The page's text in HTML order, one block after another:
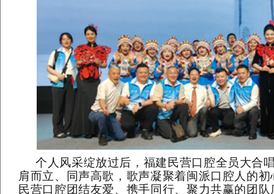
个人风采绽放过后， 福建民营口腔全员大合
肩而立、同声高歌，歌声凝聚着闽派口腔人的
民营口腔团结友爱、携手同行、聚力共赢的团